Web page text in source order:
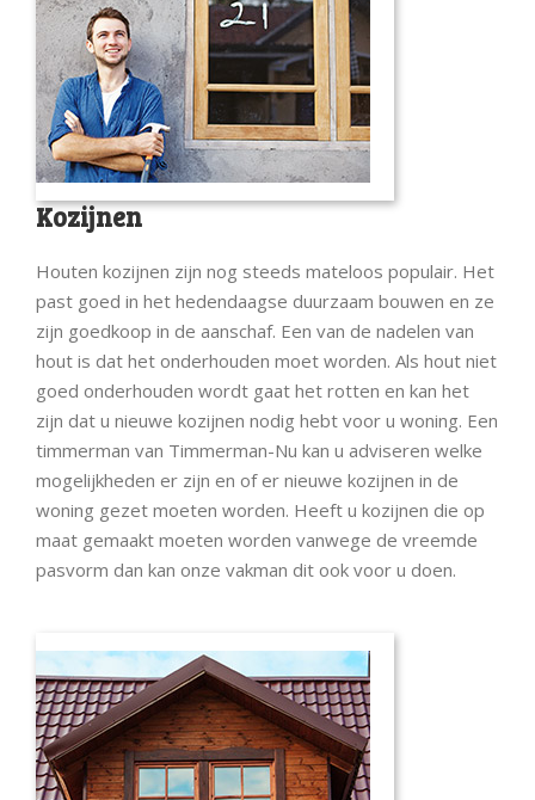
Kozijnen
Houten kozijnen zijn nog steeds mateloos populair. Het
past goed in het hedendaagse duurzaam bouwen en ze
zijn goedkoop in de aanschaf. Een van de nadelen van
hout is dat het onderhouden moet worden. Als hout niet
goed onderhouden wordt gaat het rotten en kan het
zijn dat u nieuwe kozijnen nodig hebt voor u woning. Een
timmerman van Timmerman-Nu kan u adviseren welke
mogelijkheden er zijn en of er nieuwe kozijnen in de
woning gezet moeten worden. Heeft u kozijnen die op
maat gemaakt moeten worden vanwege de vreemde
pasvorm dan kan onze vakman dit ook voor u doen.